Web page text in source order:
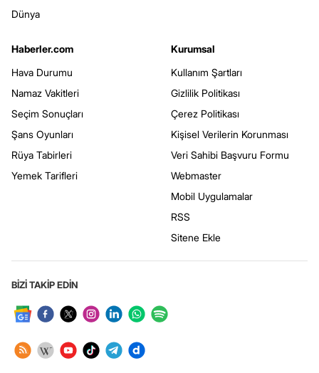
Dünya
Haberler.com
Hava Durumu
Namaz Vakitleri
Seçim Sonuçları
Şans Oyunları
Rüya Tabirleri
Yemek Tarifleri
Kurumsal
Kullanım Şartları
Gizlilik Politikası
Çerez Politikası
Kişisel Verilerin Korunması
Veri Sahibi Başvuru Formu
Webmaster
Mobil Uygulamalar
RSS
Sitene Ekle
BİZİ TAKİP EDİN